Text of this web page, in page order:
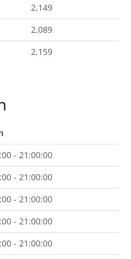
2,149
2,089
2,159
- 21:00:00
- 21:00:00
- 21:00:00
- 21:00:00
- 21:00:00